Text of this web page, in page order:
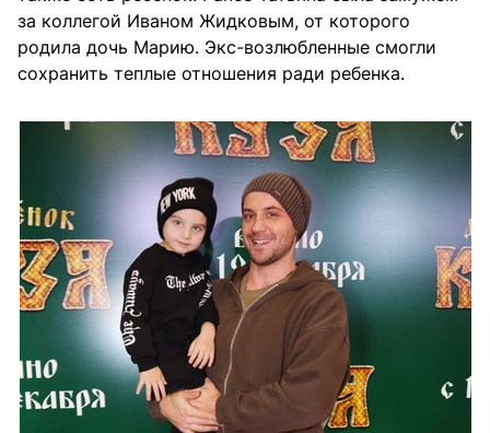
за коллегой Иваном Жидковым, от которого
родила дочь Марию. Экс-возлюбленные смогли
сохранить теплые отношения ради ребенка.